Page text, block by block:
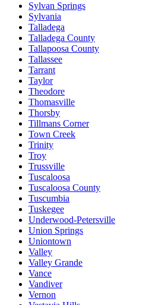
Sylvan Springs
Sylvania
Talladega
Talladega County
Tallapoosa County
Tallassee
Tarrant
Taylor
Theodore
Thomasville
Thorsby
Tillmans Corner
Town Creek
Trinity
Troy
Trussville
Tuscaloosa
Tuscaloosa County
Tuscumbia
Tuskegee
Underwood-Petersville
Union Springs
Uniontown
Valley
Valley Grande
Vance
Vandiver
Vernon